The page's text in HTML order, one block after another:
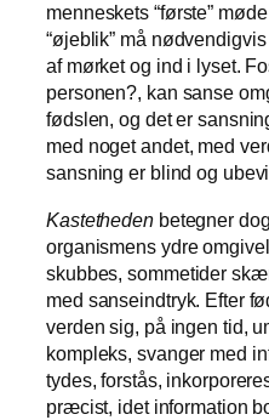
menneskets “første”
“øjeblik” må
af mørket og ind i lyset.
personen?, kan sanse
fødslen, og det er
med noget andet, med
sansning er blind og
Kastethedenbetegner
organismens ydre
skubbes, sommetider
med sanseindtryk. Efter
verden sig, på ingen tid,
kompleks, svanger med
tydes, forstås,
præcist, idet information